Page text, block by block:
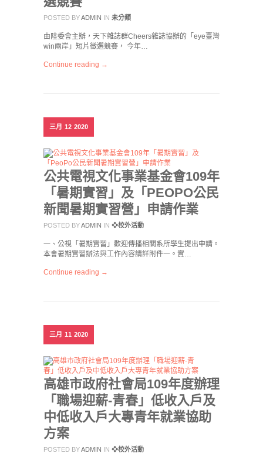
POSTED BYADMIN IN 未分類
由陸委會主辦，天下雜誌群Cheers雜誌協辦的「eye臺灣
win兩岸」短片徵選競賽， 今年…
Continue reading →
三月 12 2020
公共電視文化事業基金會109年
「暑期實習」及「PEOPO公民
新聞暑期實習營」申請作業
POSTED BYADMIN IN ❖校外活動
一、公視「暑期實習」歡迎傳播相關系所學生提出申請。
本會暑期實習辦法與工作內容請詳附件一。實…
Continue reading →
三月 11 2020
高雄市政府社會局109年度辦理
「職場迎薪-青春」低收入戶及
中低收入戶大專青年就業協助
方案
POSTED BYADMIN IN ❖校外活動